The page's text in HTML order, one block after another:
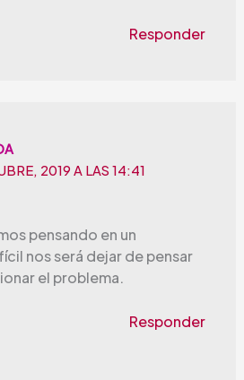
Responder
2019 A LAS 14:41
pensando en un
nos será dejar de pensar
el problema.
Responder